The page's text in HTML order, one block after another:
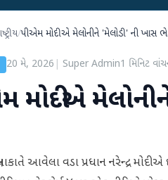
/પીએમ મોદીએ મેલોનીને 'મેલોડી' ની ખાસ
20 મે, 2026 Super Admin1 મિનિટ
મોદીએ
આવેલા વડા પ્રધાન નરેન્દ્ર